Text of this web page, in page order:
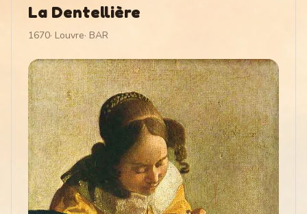
La Dentellière
1670· Louvre· BAR